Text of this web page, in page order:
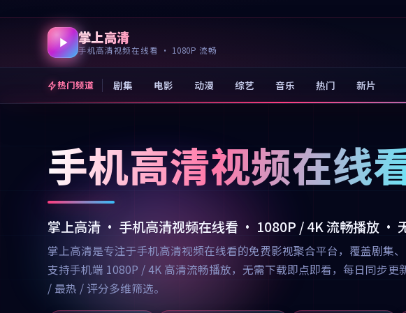
掌上高清
手机高清视频在线看 · 1080P 流畅
热门频道 剧集 电影 动漫 综艺 音乐 热门 新片
手机高清视频在线
掌上高清 · 手机高清视频在线看 · 1080P / 4K 流畅播放 ·
掌上高清是专注于手机高清视频在线看的免费影视聚合平台，覆盖剧集
支持手机端 1080P / 4K 高清流畅播放，无需下载即点即看，每日同步
/ 最热 / 评分多维筛选。